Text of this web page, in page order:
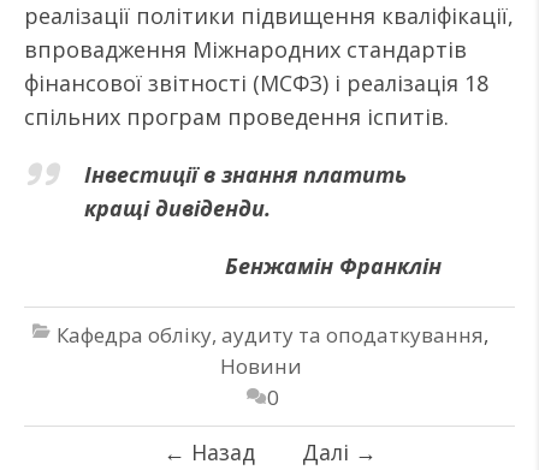
реалізації політики підвищення кваліфікації,
впровадження Міжнародних стандартів
фінансової звітності (МСФЗ) і реалізація 18
спільних програм проведення іспитів.
Інвестиції в знання платить
кращі дивіденди.
Бенжамін Франклін
Кафедра обліку, аудиту та оподаткування,
Новини
0
← Назад Далі →